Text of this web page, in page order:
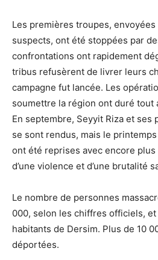
Les premières troupes,
suspects, ont été stoppées par
confrontations ont rapidement
tribus refusèrent de livrer leurs
campagne fut lancée. Les
soumettre la région ont duré tout
En septembre, Seyyit Riza et ses
se sont rendus, mais le
ont été reprises avec encore
d’une violence et d’une brutalité
Le nombre de personnes
000, selon les chiffres officiels,
habitants de Dersim. Plus de 10
déportées.